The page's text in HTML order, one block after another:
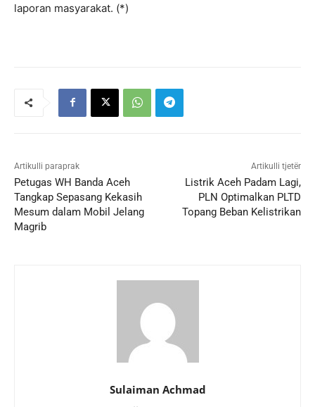
laporan masyarakat. (*)
Artikulli paraprak
Petugas WH Banda Aceh
Tangkap Sepasang Kekasih
Mesum dalam Mobil Jelang
Magrib
Artikulli tjetër
Listrik Aceh Padam Lagi,
PLN Optimalkan PLTD
Topang Beban Kelistrikan
Sulaiman Achmad